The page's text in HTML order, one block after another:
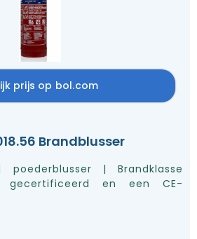
prijs op bol.com
Brandblusser
| Brandklasse
en een CE-